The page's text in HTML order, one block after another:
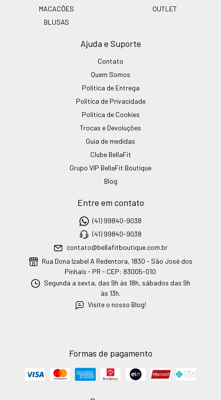
MACACÕES
BLUSAS
OUTLET
Ajuda e Suporte
Contato
Quem Somos
Política de Entrega
Política de Privacidade
Política de Cookies
Trocas e Devoluções
Guia de medidas
Clube BellaFit
Grupo VIP BellaFit Boutique
Blog
Entre em contato
(41) 99840-9038
(41) 99840-9038
contato@bellafitboutique.com.br
Rua Dona Izabel A Redentora, 1830 - São José dos
Pinhais - PR - CEP: 83005-010
Segunda a sexta, das 9h às 18h, sábados das 9h
às 13h.
Visite o nosso Blog!
Formas de pagamento